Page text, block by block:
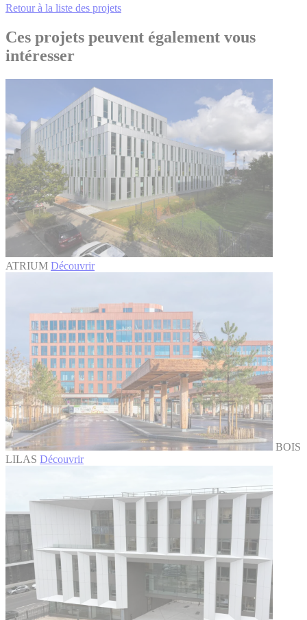
Retour à la liste des projets
Ces projets peuvent également vous
intéresser
ATRIUM Découvrir
BOIS
LILAS Découvrir